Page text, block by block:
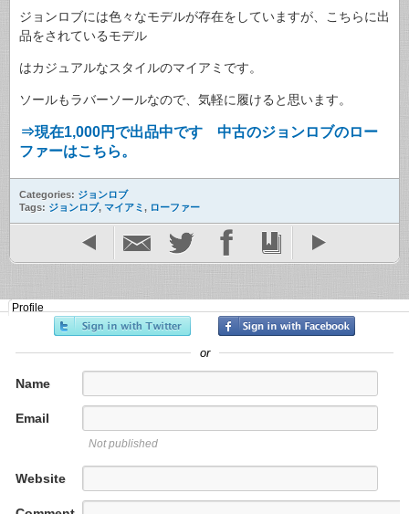
ジョンロブには色々なモデルが存在をしていますが、こちらに出
品をされているモデル
はカジュアルなスタイルのマイアミです。
ソールもラバーソールなので、気軽に履けると思います。
⇒現在1,000円で出品中です 中古のジョンロブのロー
ファーはこちら。
Categories: ジョンロブ
Tags: ジョンロブ, マイアミ , ローファー
Profile
or
Name
Email
Not published
Website